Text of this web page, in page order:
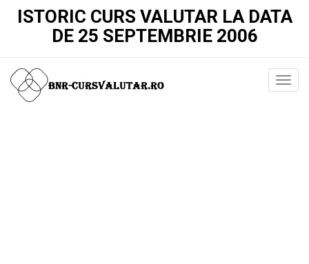
ISTORIC CURS VALUTAR LA DATA
DE 25 SEPTEMBRIE 2006